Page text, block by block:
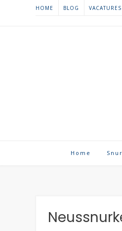
HOME BLOG VACATURES
Home